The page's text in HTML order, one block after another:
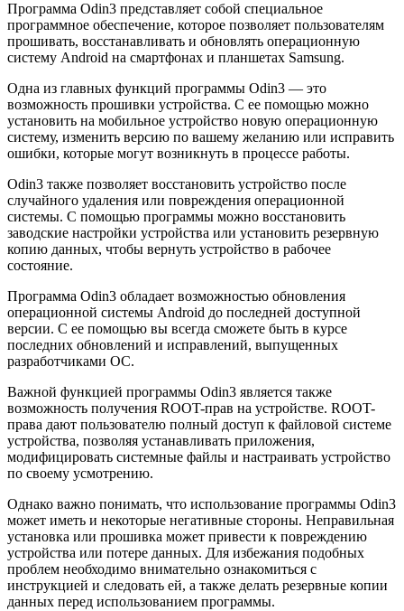
Программа Odin3 представляет собой специальное
программное обеспечение, которое позволяет пользователям
прошивать, восстанавливать и обновлять операционную
систему Android на смартфонах и планшетах Samsung.
Одна из главных функций программы Odin3 — это
возможность прошивки устройства. С ее помощью можно
установить на мобильное устройство новую операционную
систему, изменить версию по вашему желанию или исправить
ошибки, которые могут возникнуть в процессе работы.
Odin3 также позволяет восстановить устройство после
случайного удаления или повреждения операционной
системы. С помощью программы можно восстановить
заводские настройки устройства или установить резервную
копию данных, чтобы вернуть устройство в рабочее
состояние.
Программа Odin3 обладает возможностью обновления
операционной системы Android до последней доступной
версии. С ее помощью вы всегда сможете быть в курсе
последних обновлений и исправлений, выпущенных
разработчиками ОС.
Важной функцией программы Odin3 является также
возможность получения ROOT-прав на устройстве. ROOT-
права дают пользователю полный доступ к файловой системе
устройства, позволяя устанавливать приложения,
модифицировать системные файлы и настраивать устройство
по своему усмотрению.
Однако важно понимать, что использование программы Odin3
может иметь и некоторые негативные стороны. Неправильная
установка или прошивка может привести к повреждению
устройства или потере данных. Для избежания подобных
проблем необходимо внимательно ознакомиться с
инструкцией и следовать ей, а также делать резервные копии
данных перед использованием программы.